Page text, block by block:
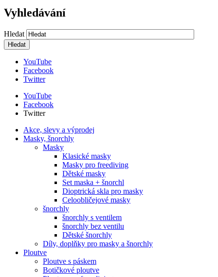
Vyhledávání
Hledat
YouTube
Facebook
Twitter
YouTube
Facebook
Twitter
Akce, slevy a výprodej
Masky, šnorchly
Masky
Klasické masky
Masky pro freediving
Dětské masky
Set maska + šnorchl
Dioptrická skla pro masky
Celoobličejové masky
šnorchly
šnorchly s ventilem
šnorchly bez ventilu
Dětské šnorchly
Díly, doplňky pro masky a šnorchly
Ploutve
Ploutve s páskem
Botičkové ploutve